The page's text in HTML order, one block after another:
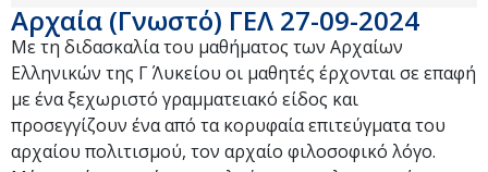
Αρχαία (Γνωστό) ΓΕΛ 27-09-2024
Με τη διδασκαλία του μαθήματος των Αρχαίων
Ελληνικών της Γ΄ Λυκείου οι μαθητές έρχονται σε επαφή
με ένα ξεχωριστό γραμματειακό είδος και
προσεγγίζουν ένα από τα κορυφαία επιτεύγματα του
αρχαίου πολιτισμού, τον αρχαίο φιλοσοφικό λόγο.